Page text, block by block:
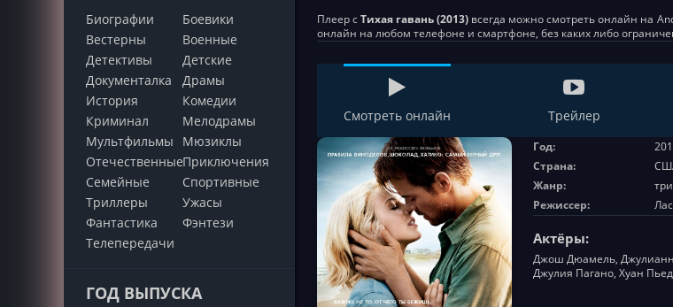
Биографии
Боевики
Вестерны
Военные
Детективы
Детские
Документалка
Драмы
История
Комедии
Криминал
Мелодрамы
Мультфильмы
Мюзиклы
ОтечественныеПриключения
Семейные
Cпортивные
Триллеры
Ужасы
Фантастика
Фэнтези
Телепередачи
ГОД ВЫПУСКА
Плеер сТихая гавань (2013) всегда можно смотреть онлайн на
онлайн на любом телефоне и смартфоне, без каких либо
Смотреть онлайн Трейлер
Год:
Страна:
Жанр:
Режиссер:
Актёры:
Джош Дюамель,
Джулия Пагано, Хуан